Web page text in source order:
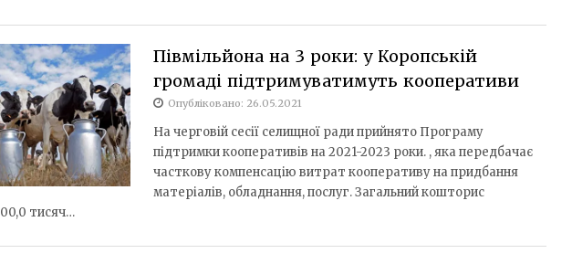
Півмільйона на 3 роки: у Коропській
громаді підтримуватимуть кооперативи
Опубліковано: 26.05.2021
На черговій сесії селищної ради прийнято Програму
підтримки кооперативів на 2021-2023 роки. , яка передбачає
часткову компенсацію витрат кооперативу на придбання
матеріалів, обладнання, послуг. Загальний кошторис
тисяч…